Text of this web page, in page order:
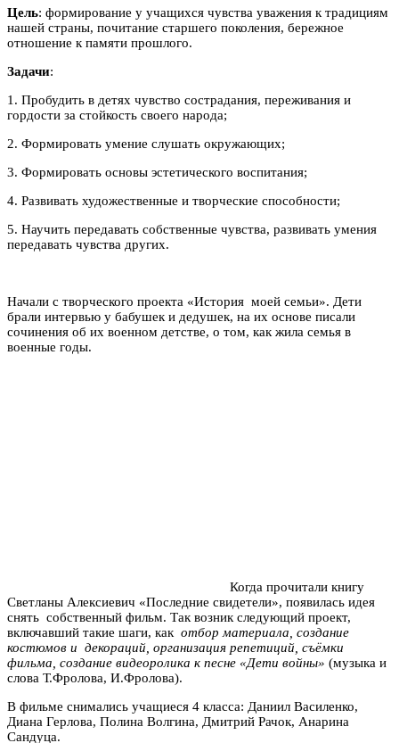
Цель: формирование у учащихся чувства уважения к традициям
нашей страны, почитание старшего поколения, бережное
отношение к памяти прошлого.
Задачи:
1. Пробудить в детях чувство сострадания, переживания и
гордости за стойкость своего народа;
2. Формировать умение слушать окружающих;
3. Формировать основы эстетического воспитания;
4. Развивать художественные и творческие способности;
5. Научить передавать собственные чувства, развивать умения
передавать чувства других.
Начали с творческого проекта «История моей семьи». Дети
брали интервью у бабушек и дедушек, на их основе писали
сочинения об их военном детстве, о том, как жила семья в
военные годы.
Когда прочитали книгу
Светланы Алексиевич «Последние свидетели», появилась идея
снять собственный фильм. Так возник следующий проект,
включавший такие шаги, как отбор материала, создание
костюмов и декораций, организация репетиций, съёмки
фильма, создание видеоролика к песне «Дети войны» (музыка и
слова Т.Фролова, И.Фролова).
В фильме снимались учащиеся 4 класса: Даниил Василенко,
Диана Герлова, Полина Волгина, Дмитрий Рачок, Анарина
Сандуца.